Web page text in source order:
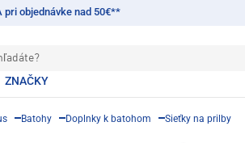
pri objednávke nad 50€**
ZNAČKY
Batohy Doplnky k batohom Sieťky na prilby